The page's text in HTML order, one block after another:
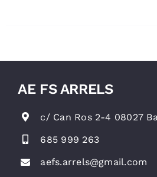
AE FS ARRELS
c/ Can Ros 2-4 08027
685 999 263
aefs.arrels@gmail.com